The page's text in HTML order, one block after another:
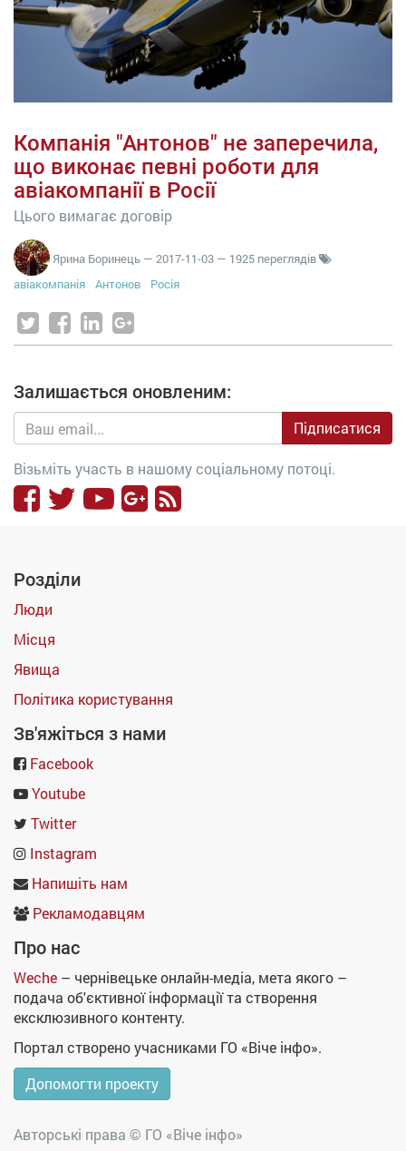
Компанія "Антонов" не заперечила,
що виконає певні роботи для
авіакомпанії в Росії
Цього вимагає договір
Ярина Боринець — 2017-11-03 — 1925 переглядів
авіакомпанія
Антонов Росія
Залишається оновленим:
Підписатися
Візьміть участь в нашому соціальному потоці.
Розділи
Люди
Місця
Явища
Політика користування
Зв'яжіться з нами
Facebook
Youtube
Twitter
Instagram
Напишіть нам
Рекламодавцям
Про нас
Weche – чернівецьке онлайн-медіа, мета якого –
подача об'єктивної інформації та створення
ексклюзивного контенту.
Портал створено учасниками ГО «Віче інфо».
Допомогти проекту
Авторські права © ГО «Віче інфо»